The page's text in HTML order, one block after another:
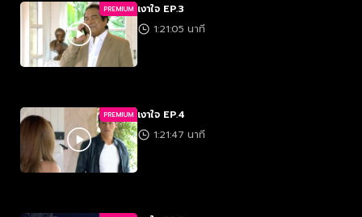
PREMIUM เงาใจ EP.3
1:21:05 นาที
PREMIUM เงาใจ EP.4
1:21:47 นาที